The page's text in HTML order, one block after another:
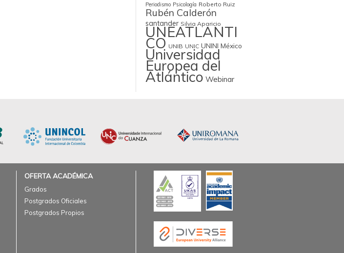
Periodismo Psicología Roberto Ruiz
Rubén Calderón
santander Silvia Aparicio
UNEATLANTI
CO UNIB UNIC UNINI México
Universidad
Europea del
Atlántico Webinar
OFERTA ACADÉMICA
Grados
Postgrados Oficiales
Postgrados Propios